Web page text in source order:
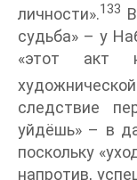
личности».133
судьба» – у
«этот акт
следствие
уйдёшь» – в
поскольку
напротив,